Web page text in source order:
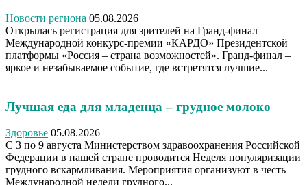
Новости региона 05.08.2026
Открылась регистрация для зрителей на Гранд-финал
Международной конкурс-премии «КАРДО» Президентской
платформы «Россия – страна возможностей». Гранд-финал –
яркое и незабываемое событие, где встретятся лучшие...
Лучшая еда для младенца – грудное молоко
Здоровье 05.08.2026
С 3 по 9 августа Министерством здравоохранения Российской
Федерации в нашей стране проводится Неделя популяризации
грудного вскармливания. Мероприятия организуют в честь
Международной недели грудного...